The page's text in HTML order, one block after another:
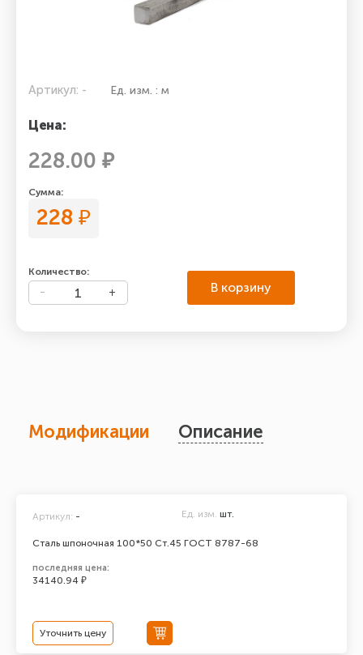
Артикул: - Ед. изм. : м
Цена:
228.00 ₽
Сумма:
228 ₽
Количество:
В корзину
Модификации Описание
Сталь шпоночная 100*50 Ст.45 ГОСТ 8787-68
Артикул: - Ед. изм. шт.
последняя цена:
34140.94 ₽
Уточнить цену